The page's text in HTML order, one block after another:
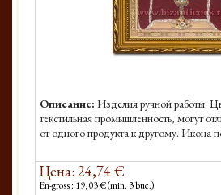
Описание: Изделия ручной работы.
текстильная промышленность, могут
от одного продукта к другому. Икона
Цена: 24,74 €
En-gross : 19,03 € (min. 3 buc.)